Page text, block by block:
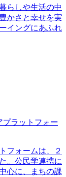
らしや生活の中
かさと幸せを実
イングにあふれ
ラットフォー
フォームは、２
。公民学連携に
心に、まちの課